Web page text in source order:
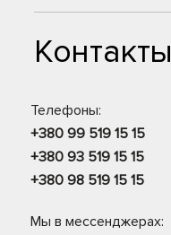
Контакты
Телефоны:
+380 99 519 15 15
+380 93 519 15 15
+380 98 519 15 15
Мы в мессенджерах: